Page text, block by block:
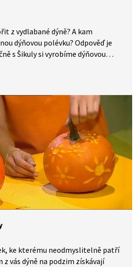
z vydlabané dýně? A kam
dýňovou polévku? Odpověď je
s Šikuly si vyrobíme dýňovou
ke kterému neodmyslitelně patří
z vás dýně na podzim získávají